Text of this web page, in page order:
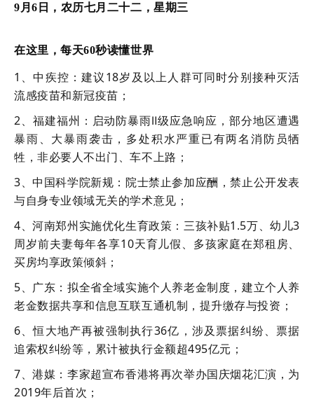
9月6日，农历七月二十二，星期三
在这里，每天60秒读懂世界
1、中疾控：建议18岁及以上人群可同时分别接种灭活
流感疫苗和新冠疫苗；
2、福建福州：启动防暴雨Ⅱ级应急响应，部分地区遭遇
暴雨、大暴雨袭击，多处积水严重已有两名消防员牺
牲，非必要人不出门、车不上路；
3、中国科学院新规：院士禁止参加应酬，禁止公开发表
与自身专业领域无关的学术意见；
4、河南郑州实施优化生育政策：三孩补贴1.5万、幼儿3
周岁前夫妻每年各享10天育儿假、多孩家庭在郑租房、
买房均享政策倾斜；
5、广东：拟全省全域实施个人养老金制度，建立个人养
老金数据共享和信息互联互通机制，提升缴存与投资；
6、恒大地产再被强制执行36亿，涉及票据纠纷、票据
追索权纠纷等，累计被执行金额超495亿元；
7、港媒：李家超宣布香港将再次举办国庆烟花汇演，为
2019年后首次；